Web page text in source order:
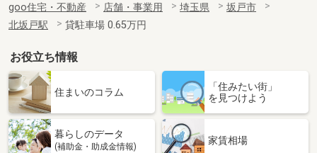
goo住宅・不動産 店舗・事業用 埼玉県
坂戸市
北坂戸駅
貸駐車場 0.65万円
お役立ち情報
住まいのコラム
「住みたい街」
を見つけよう
暮らしのデータ
(補助金・助成金情報)
家賃相場